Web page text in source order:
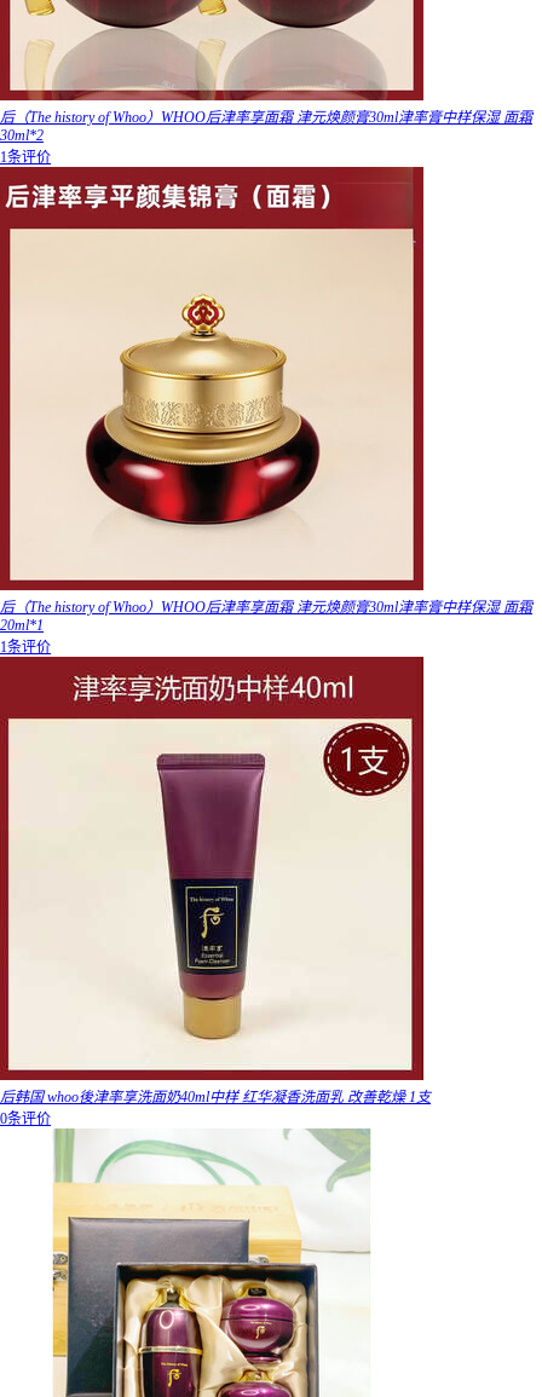
后（The history of Whoo）WHOO后津率享面霜 津元焕颜膏30ml津率膏中样保湿 面霜
30ml*2
1条评价
后（The history of Whoo）WHOO后津率享面霜 津元焕颜膏30ml津率膏中样保湿 面霜
20ml*1
1条评价
后韩国 whoo後津率享洗面奶40ml中样 红华凝香洗面乳 改善乾燥 1支
0条评价